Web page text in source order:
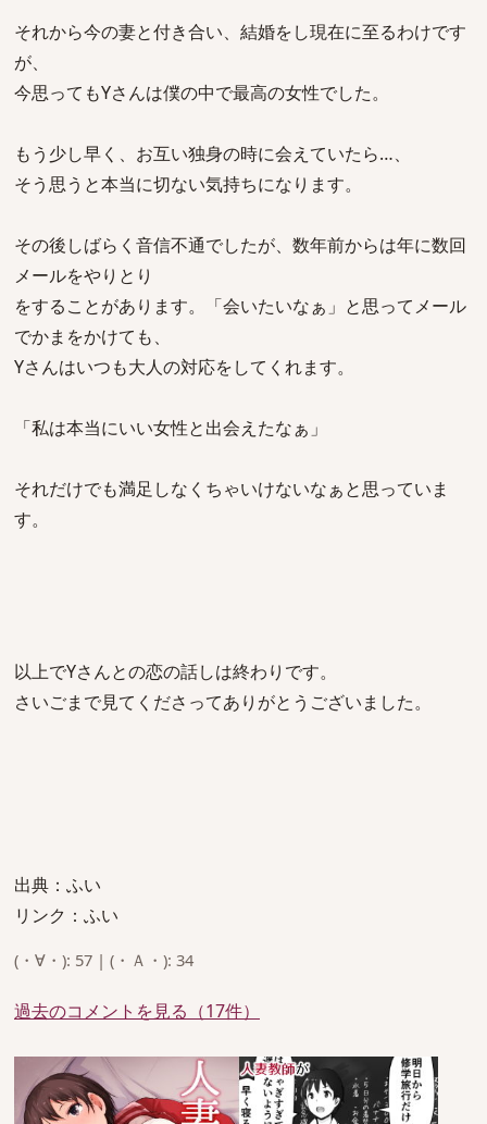
それから今の妻と付き合い、結婚をし現在に至るわけです
が、
今思ってもYさんは僕の中で最高の女性でした。
もう少し早く、お互い独身の時に会えていたら…、
そう思うと本当に切ない気持ちになります。
その後しばらく音信不通でしたが、数年前からは年に数回
メールをやりとり
をすることがあります。「会いたいなぁ」と思ってメール
でかまをかけても、
Yさんはいつも大人の対応をしてくれます。
「私は本当にいい女性と出会えたなぁ」
それだけでも満足しなくちゃいけないなぁと思っていま
す。
以上でYさんとの恋の話しは終わりです。
さいごまで見てくださってありがとうございました。
出典：ふい
リンク：ふい
(・∀・): 57 | (・Ａ・): 34
過去のコメントを見る（17件）